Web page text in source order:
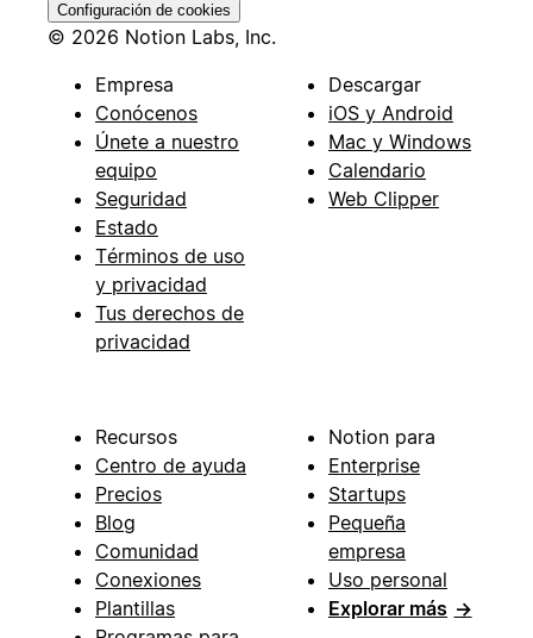
Configuración de cookies
© 2026 Notion Labs, Inc.
Empresa
Conócenos
Únete a nuestro
equipo
Seguridad
Estado
Términos de uso
y privacidad
Tus derechos de
privacidad
Descargar
iOS y Android
Mac y Windows
Calendario
Web Clipper
Recursos
Centro de ayuda
Precios
Blog
Comunidad
Conexiones
Plantillas
Notion para
Enterprise
Startups
Pequeña
empresa
Uso personal
Explorar más →